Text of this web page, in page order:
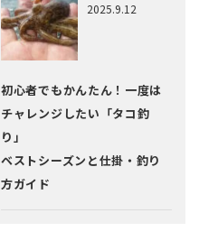
2025.9.12
初心者でもかんたん！一度は
チャレンジしたい「タコ釣
り」
ベストシーズンと仕掛・釣り
方ガイド